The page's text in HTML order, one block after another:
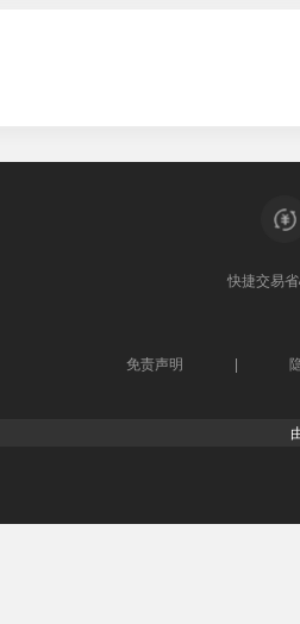
快捷交易
免责声明